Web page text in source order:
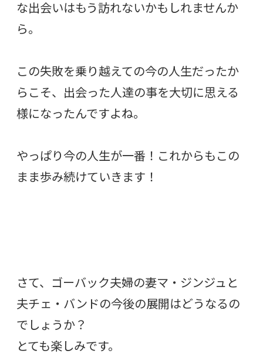
な出会いはもう訪れないかもしれませんか
ら。
この失敗を乗り越えての今の人生だったか
らこそ、出会った人達の事を大切に思える
様になったんですよね。
やっぱり今の人生が一番！これからもこの
まま歩み続けていきます！
さて、ゴーバック夫婦の妻マ・ジンジュと
夫チェ・バンドの今後の展開はどうなるの
でしょうか？
とても楽しみです。